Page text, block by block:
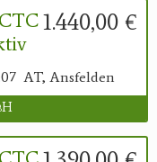
1.440,00 €
AT, Ansfelden